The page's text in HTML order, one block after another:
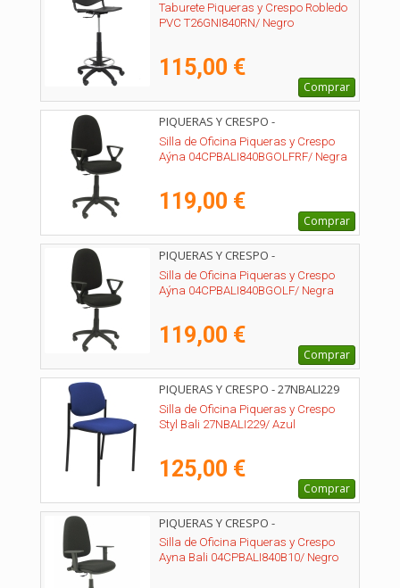
Taburete Piqueras y Crespo Robledo
PVC T26GNI840RN/ Negro
115,00 €
Comprar
PIQUERAS Y CRESPO -
04CPBALI840BGOLFRF
Silla de Oficina Piqueras y Crespo
Aýna 04CPBALI840BGOLFRF/ Negra
119,00 €
Comprar
PIQUERAS Y CRESPO -
04CPBALI840BGOLF
Silla de Oficina Piqueras y Crespo
Aýna 04CPBALI840BGOLF/ Negra
119,00 €
Comprar
PIQUERAS Y CRESPO - 27NBALI229
Silla de Oficina Piqueras y Crespo
Styl Bali 27NBALI229/ Azul
125,00 €
Comprar
PIQUERAS Y CRESPO -
04CPBALI840B10
Silla de Oficina Piqueras y Crespo
Ayna Bali 04CPBALI840B10/ Negro